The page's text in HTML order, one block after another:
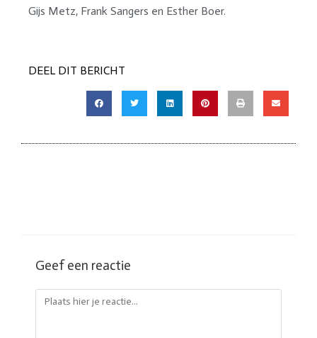
Gijs Metz, Frank Sangers en Esther Boer.
DEEL DIT BERICHT
Geef een reactie